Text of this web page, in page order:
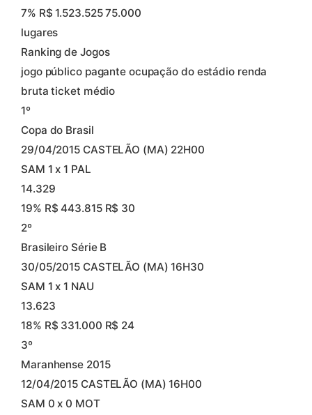
7% R$ 1.523.525 75.000
lugares
Ranking de Jogos
jogo público pagante ocupação do estádio renda
bruta ticket médio
1º
Copa do Brasil
29/04/2015 CASTELÃO (MA) 22H00
SAM 1 x 1 PAL
14.329
19% R$ 443.815 R$ 30
2º
Brasileiro Série B
30/05/2015 CASTELÃO (MA) 16H30
SAM 1 x 1 NAU
13.623
18% R$ 331.000 R$ 24
3º
Maranhense 2015
12/04/2015 CASTELÃO (MA) 16H00
SAM 0 x 0 MOT